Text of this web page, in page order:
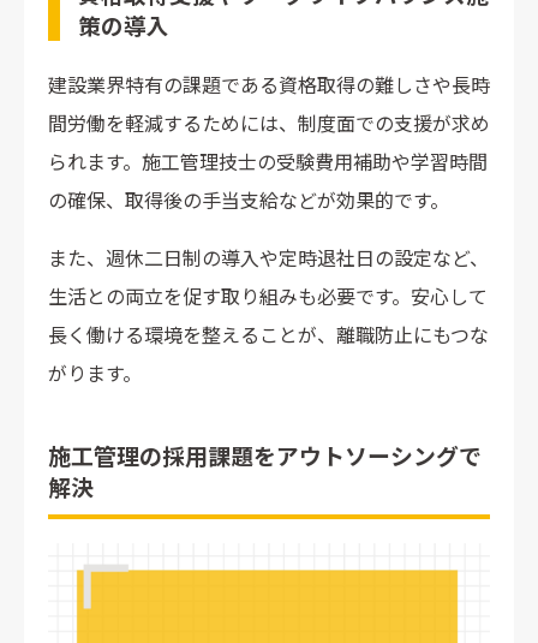
策の導入
建設業界特有の課題である資格取得の難しさや長時
間労働を軽減するためには、制度面での支援が求め
られます。施工管理技士の受験費用補助や学習時間
の確保、取得後の手当支給などが効果的です。
また、週休二日制の導入や定時退社日の設定など、
生活との両立を促す取り組みも必要です。安心して
長く働ける環境を整えることが、離職防止にもつな
がります。
施工管理の採用課題をアウトソーシングで
解決